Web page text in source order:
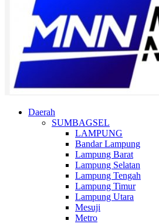
Daerah
SUMBAGSEL
LAMPUNG
Bandar Lampung
Lampung Barat
Lampung Selatan
Lampung Tengah
Lampung Timur
Lampung Utara
Mesuji
Metro